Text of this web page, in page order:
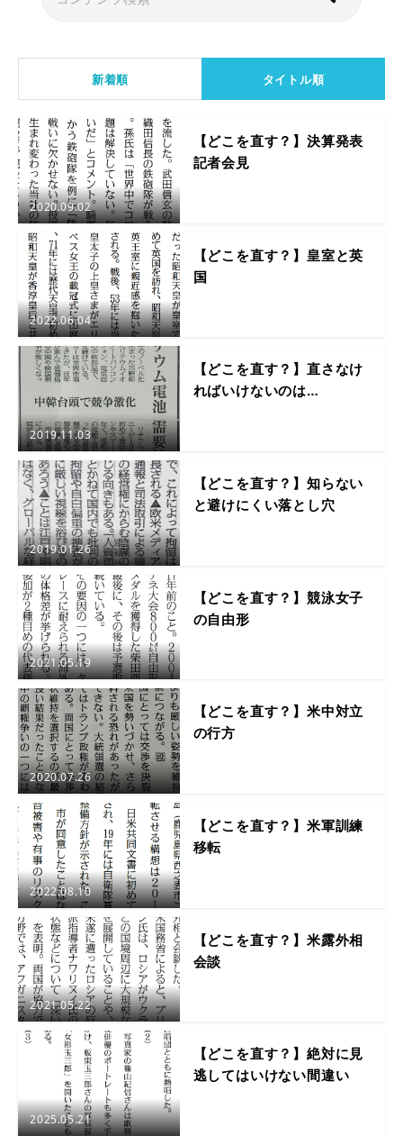
新着順 タイトル順
2020.09.02
【どこを直す？】決算発表
記者会見
2022.06.04
【どこを直す？】皇室と英
国
2019.11.03
【どこを直す？】直さなけ
ればいけないのは…
2019.01.26
【どこを直す？】知らない
と避けにくい落とし穴
2021.05.19
【どこを直す？】競泳女子
の自由形
2020.07.26
【どこを直す？】米中対立
の行方
2022.08.10
【どこを直す？】米軍訓練
移転
2021.05.22
【どこを直す？】米露外相
会談
2025.05.21
【どこを直す？】絶対に見
逃してはいけない間違い